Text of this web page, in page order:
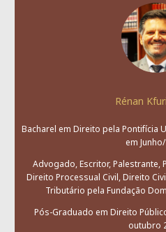
Rénan
Bacharel em Direito pela Pontifícia
em
Advogado, Escritor, Palestrante,
Direito Processual Civil, Direito
Tributário pela Fundação
Pós-Graduado em Direito
outubro